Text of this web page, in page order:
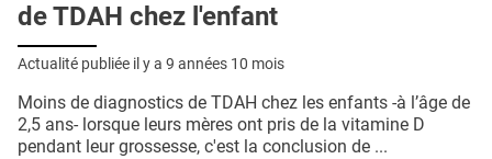
de TDAH chez l'enfant
Actualité publiée il y a 9 années 10 mois
Moins de diagnostics de TDAH chez les enfants -à l’âge de
2,5 ans- lorsque leurs mères ont pris de la vitamine D
pendant leur grossesse, c'est la conclusion de ...